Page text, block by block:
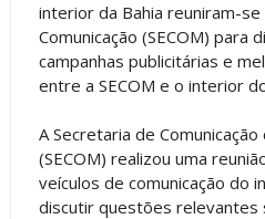
interior da Bahia reuniram-
Comunicação (SECOM) para
campanhas publicitárias e
entre a SECOM e o interior
A Secretaria de
(SECOM) realizou uma
veículos de comunicação do
discutir questões relevantes